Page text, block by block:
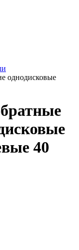
однодисковые
40